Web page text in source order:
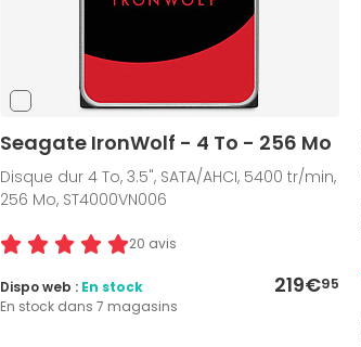
Seagate IronWolf - 4 To - 256 Mo
Disque dur 4 To, 3.5", SATA/AHCI, 5400 tr/min,
256 Mo, ST4000VN006
20 avis
219€95
Dispo web : En stock
En stock dans 7 magasins